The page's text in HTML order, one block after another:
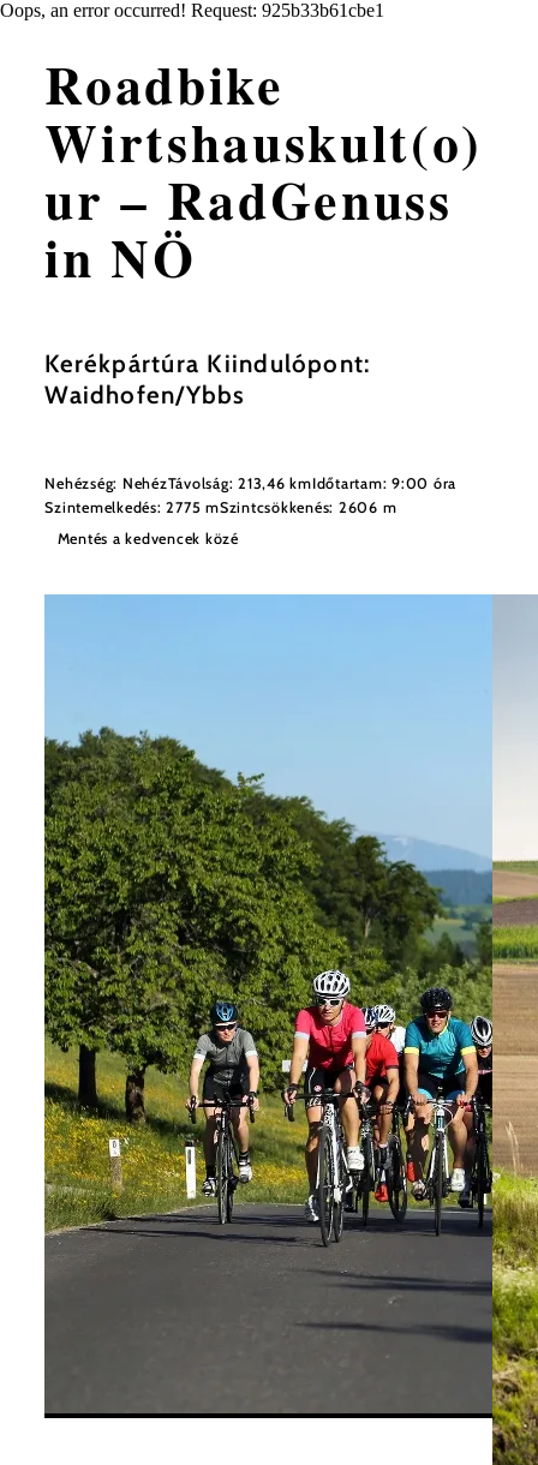
Oops, an error occurred! Request: 925b33b61cbe1
Roadbike
Wirtshauskult(o)
ur – RadGenuss
in NÖ
Kerékpártúra Kiindulópont:
Waidhofen/Ybbs
Nehézség: NehézTávolság: 213,46 kmIdőtartam: 9:00 óra
Szintemelkedés: 2775 mSzintcsökkenés: 2606 m
Mentés a kedvencek közé